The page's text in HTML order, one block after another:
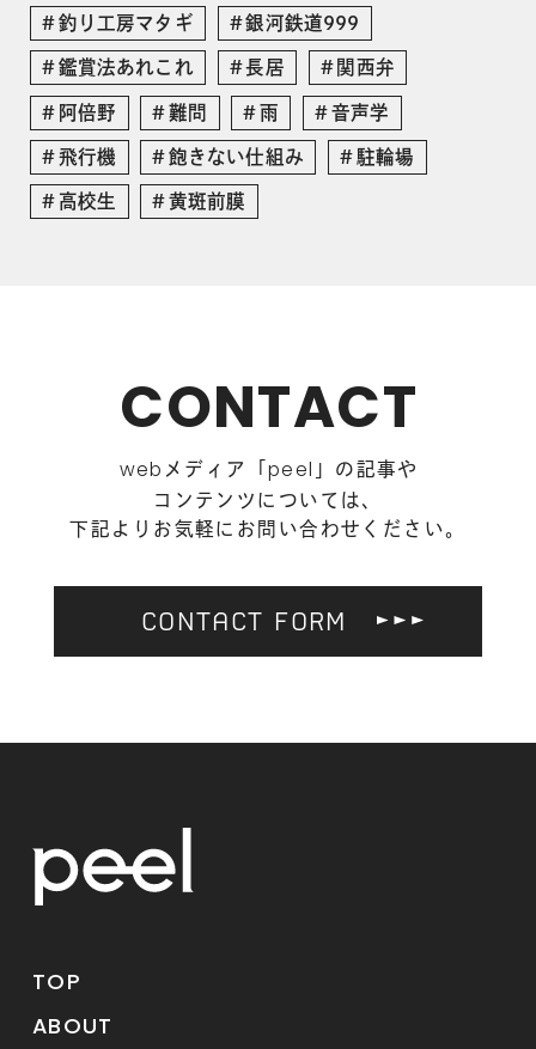
釣り工房マタギ 銀河鉄道999
鑑賞法あれこれ 長居 関西弁
阿倍野 難問 雨 音声学
飛行機 飽きない仕組み 駐輪場
高校生 黄斑前膜
TOP
ABOUT
CONTACT
web メディア「 peel
」の記事や
コンテンツについては、
下記よりお気軽にお問い合わせください。
CONTACT FORM